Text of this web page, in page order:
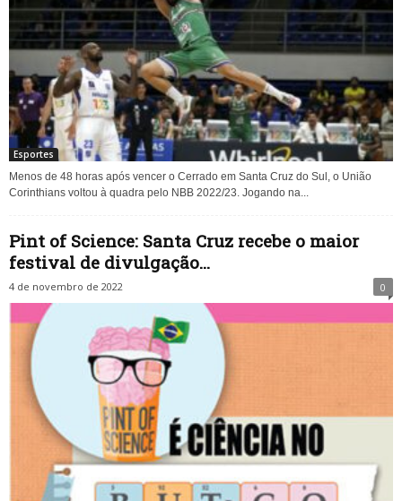
Esportes
Menos de 48 horas após vencer o Cerrado em Santa Cruz do Sul, o União
Corinthians voltou à quadra pelo NBB 2022/23. Jogando na...
Pint of Science: Santa Cruz recebe o maior
festival de divulgação...
4 de novembro de 2022 0